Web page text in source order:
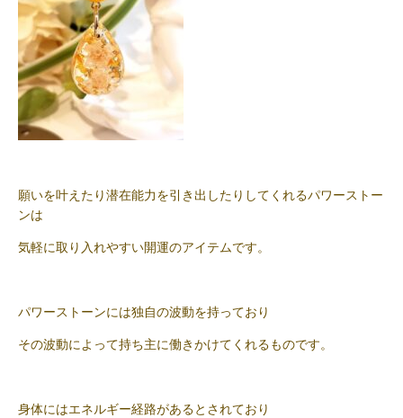
願いを叶えたり潜在能力を引き出したりしてくれるパワーストー
ンは
気軽に取り入れやすい開運のアイテムです。
パワーストーンには独自の波動を持っており
その波動によって持ち主に働きかけてくれるものです。
身体にはエネルギー経路があるとされており